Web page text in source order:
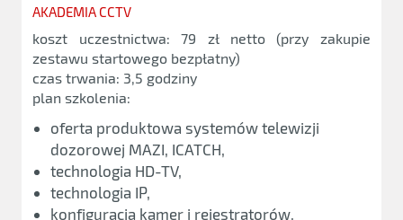
AKADEMIA CCTV
koszt uczestnictwa: 79 zł netto (przy zakupie
zestawu startowego bezpłatny)
czas trwania: 3,5 godziny
plan szkolenia:
oferta produktowa systemów telewizji
dozorowej MAZI, ICATCH,
technologia HD-TV,
technologia IP,
konfiguracja kamer i rejestratorów,